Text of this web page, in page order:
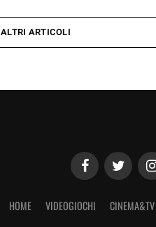
ALTRI ARTICOLI
HOME VIDEOGIOCHI CINEMA&TV